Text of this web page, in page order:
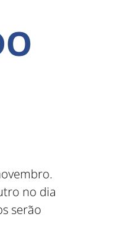
no dia
serão